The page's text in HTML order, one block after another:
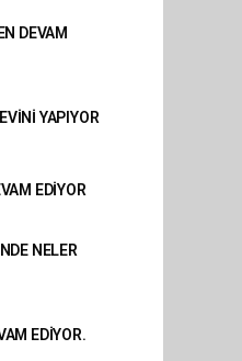
DEVAM
YAPIYOR
EDİYOR
NELER
EDİYOR.